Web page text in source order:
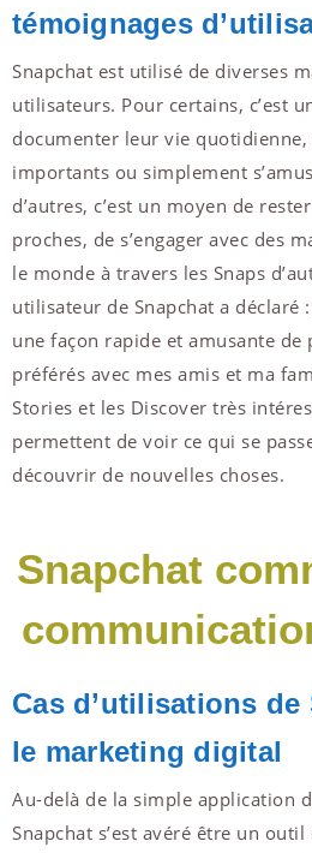
témoignages
Snapchat est utilisé de diverses
utilisateurs. Pour certains, c’est
documenter leur vie
importants ou simplement
d’autres, c’est un moyen de
proches, de s’engager avec des
le monde à travers les Snaps
utilisateur de Snapchat a déclaré :
une façon rapide et amusante de
préférés avec mes amis et ma
Stories et les Discover très
permettent de voir ce qui se
découvrir de nouvelles choses.
Snapchat
Cas d’utilisations
le marketing digital
Au-delà de la simple application
Snapchat s’est avéré être un